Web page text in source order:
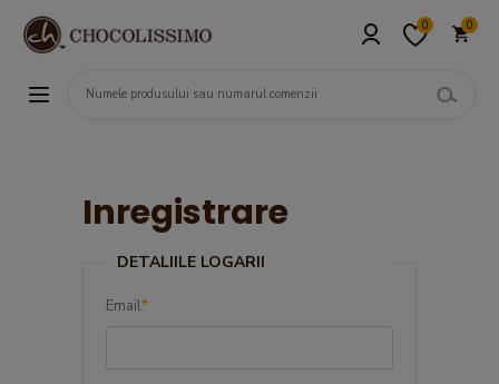
0 0
Inregistrare
DETALIILE LOGARII
Email*